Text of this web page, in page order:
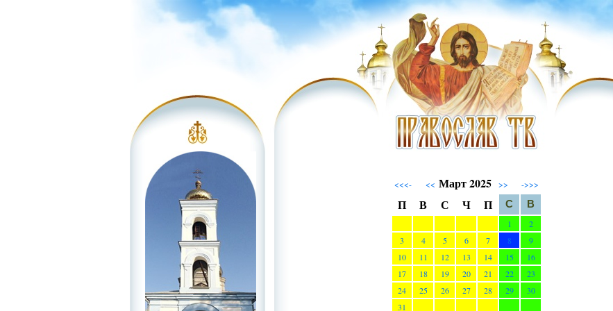
<<<- << Март 2025 >> ->>>
П В С Ч П С
В
1
2
3
4 5 6 7 8
9
10
11 12 13 14 15
16
17
18 19 20 21 22
23
24
25 26 27 28 29
30
31